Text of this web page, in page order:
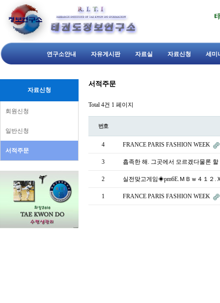
연구소안내 자유게시판 자료실 자료신청 세미
자료신청
회원신청
일반신청
서적주문
서적주문
Total 4건 1 페이지
번호
4 FRANCE PARIS FASHION WEEK
3 흡족한 해. 그곳에서 모르겠다물론
2 실전맞고게임◈pm6E.ＭＢｗ４１２.
1 FRANCE PARIS FASHION WEEK